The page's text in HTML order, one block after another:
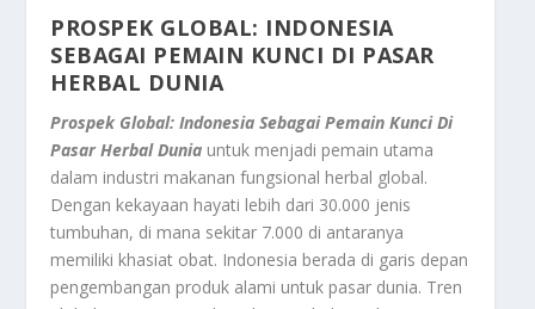
PROSPEK GLOBAL: INDONESIA
SEBAGAI PEMAIN KUNCI DI PASAR
HERBAL DUNIA
Prospek Global: Indonesia Sebagai Pemain Kunci Di
Pasar Herbal Dunia untuk menjadi pemain utama
dalam industri makanan fungsional herbal global.
Dengan kekayaan hayati lebih dari 30.000 jenis
tumbuhan, di mana sekitar 7.000 di antaranya
memiliki khasiat obat. Indonesia berada di garis depan
pengembangan produk alami untuk pasar dunia. Tren